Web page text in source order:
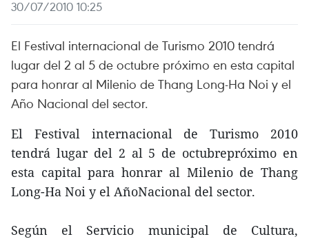
30/07/2010 10:25
El Festival internacional de Turismo 2010 tendrá
lugar del 2 al 5 de octubre próximo en esta capital
para honrar al Milenio de Thang Long-Ha Noi y el
Año Nacional del sector.
El Festival internacional de Turismo 2010
tendrá lugar del 2 al 5 de octubrepróximo en
esta capital para honrar al Milenio de Thang
Long-Ha Noi y el AñoNacional del sector.
Según el Servicio municipal de Cultura,